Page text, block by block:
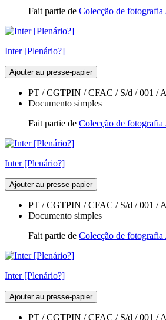
Fait partie de Colecção de
Inter [Plenário?]
Ajouter au presse-papier
PT / CGTPIN / CFAC / S/d / 001 /
Documento simples
Fait partie de Colecção de
Inter [Plenário?]
Ajouter au presse-papier
PT / CGTPIN / CFAC / S/d / 001 /
Documento simples
Fait partie de Colecção de
Inter [Plenário?]
Ajouter au presse-papier
PT / CGTPIN / CFAC / S/d / 001 /